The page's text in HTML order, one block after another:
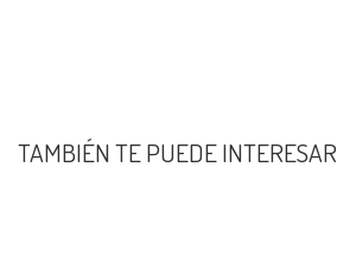
TAMBIÉN TE PUEDE INTERESAR